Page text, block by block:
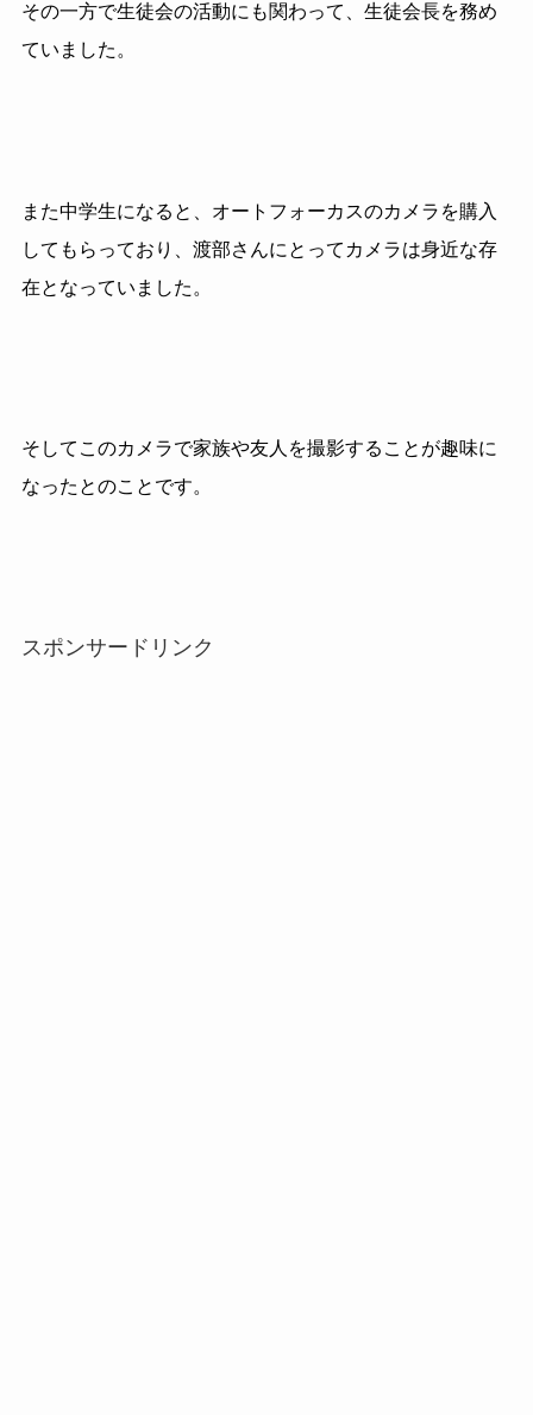
その一方で生徒会の活動にも関わって、生徒会長を務め
ていました。
また中学生になると、オートフォーカスのカメラを購入
してもらっており、渡部さんにとってカメラは身近な存
在となっていました。
そしてこのカメラで家族や友人を撮影することが趣味に
なったとのことです。
スポンサードリンク